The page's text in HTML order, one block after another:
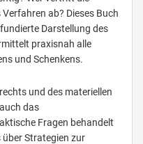
ab? Dieses Buch
Darstellung des
praxisnah alle
und Schenkens.
und des materiellen
das
Fragen behandelt
Strategien zur